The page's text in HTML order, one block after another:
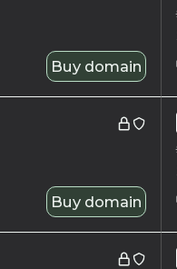
Buy domain
Buy domain